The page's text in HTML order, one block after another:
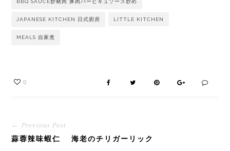
BBQ SAUCE炒豬肉 豚肉バービキュソース炒め
JAPANESE KITCHEN 日式廚房 LITTLE KITCHEN
MEALS 自家煮
0
← Previous Post
蒜蓉辣味蝦仁 海老のチリガーリック